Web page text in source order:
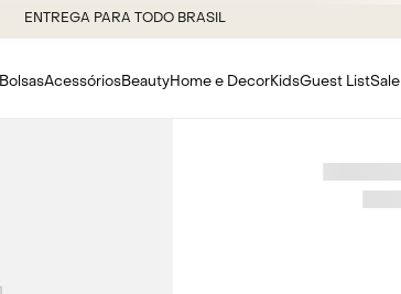
ENTREGA PARA TODO BRASIL
BolsasAcessóriosBeautyHome e DecorKidsGuest ListSale